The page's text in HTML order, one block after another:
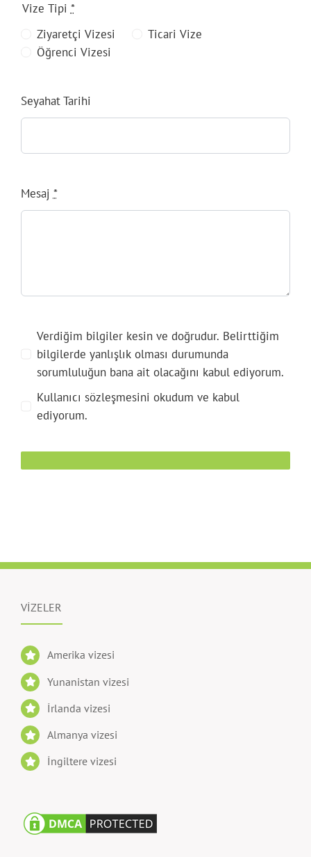
Vize Tipi *
Ziyaretçi Vizesi
Ticari Vize
Öğrenci Vizesi
Seyahat Tarihi
Mesaj*
Verdiğim bilgiler kesin ve doğrudur. Belirttiğim
bilgilerde yanlışlık olması durumunda
sorumluluğun bana ait olacağını kabul ediyorum.
Kullanıcı sözleşmesini okudum ve kabul
ediyorum.
VİZELER
Amerika vizesi
Yunanistan vizesi
İrlanda vizesi
Almanya vizesi
İngiltere vizesi